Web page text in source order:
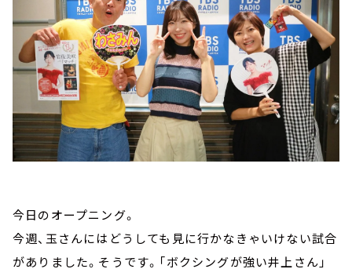
今日のオープニング。
今週、玉さんにはどうしても見に行かなきゃいけない試合
がありました。そうです。「ボクシングが強い井上さん」